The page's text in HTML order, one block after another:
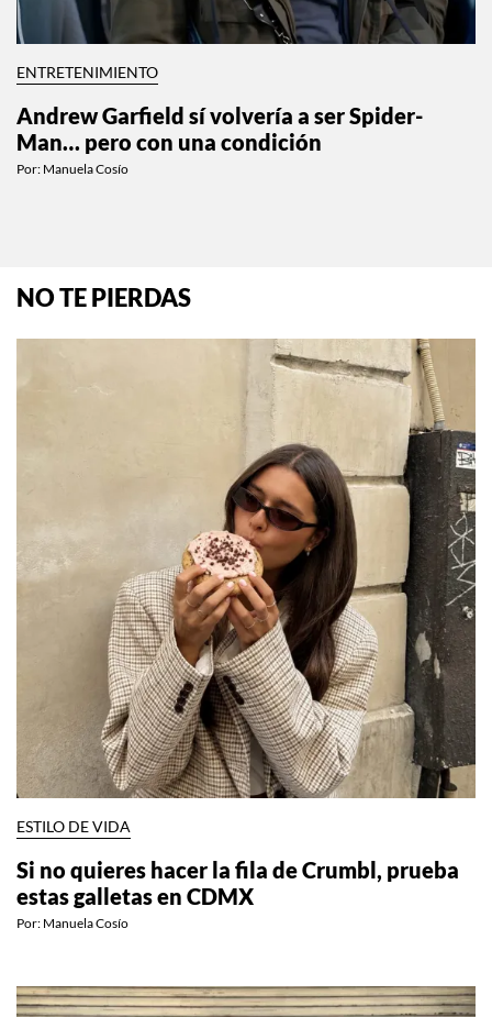
ENTRETENIMIENTO
Andrew Garfield sí volvería a ser Spider-
Man… pero con una condición
Por: Manuela Cosío
NO TE PIERDAS
ESTILO DE VIDA
Si no quieres hacer la fila de Crumbl, prueba
estas galletas en CDMX
Por: Manuela Cosío